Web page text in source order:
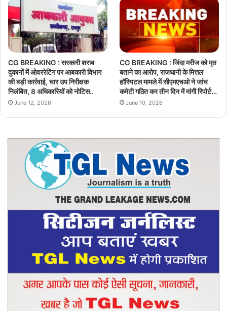
CG BREAKING : सरकारी शराब
दुकानों में ओवररेटिंग पर आबकारी विभाग
की बड़ी कार्रवाई, चार उप निरीक्षक
निलंबित, 8 अधिकारियों को नोटिस..
June 12, 2026
CG BREAKING : जिंदा मरीज को मृत
बताने का आरोप, राजधानी के मित्तल
हॉस्पिटल मामले में सीएमएचओ ने जांच
कमेटी गठित कर तीन दिन में मांगी रिपोर्ट…
June 10, 2026